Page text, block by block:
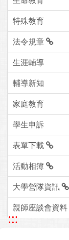
特殊教育
法令規章
生涯輔導
輔導新知
家庭教育
學生申訴
表單下載
活動相簿
大學營隊資訊
親師座談會資料
:::